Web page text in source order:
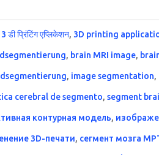
3 डी प्रिंटिंग एप्लिकेशन, 3D printing
, brain MRI image,
, image segmentation,
cerebral de segmento,segment
контурная модель,
3D-печати, сегмент мозга